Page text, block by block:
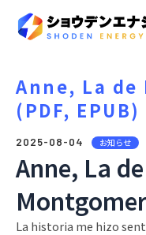
Anne, La de
(PDF, EPUB)
2025-08-04 お知らせ
Anne, La
La historia me hizo